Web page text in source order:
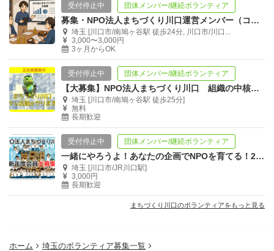
受付停止中 団体メンバー/継続ボランティア
募集・NPO法人まちづくり川口運営メンバー（コアメンバー募集）未経験OK！！
埼玉 [川口市/南鳩ヶ谷駅 徒歩24分, 川口市/川口...
3,000〜3,000円
3ヶ月からOK
受付停止中 団体メンバー/継続ボランティア
【大募集】NPO法人まちづくり川口 組織の中核で事業を動かす正会員メンバー募集
埼玉 [川口市/南鳩ヶ谷駅 徒歩25分]
無料
長期歓迎
受付停止中 団体メンバー/継続ボランティア
一緒にやろうよ！あなたの企画でNPOを育てる！2026年度メンバー大募集！
埼玉 [川口市/JR川口駅]
3,000円
長期歓迎
まちづくり川口のボランティアをもっと見る
ホーム
埼玉のボランティア募集一覧